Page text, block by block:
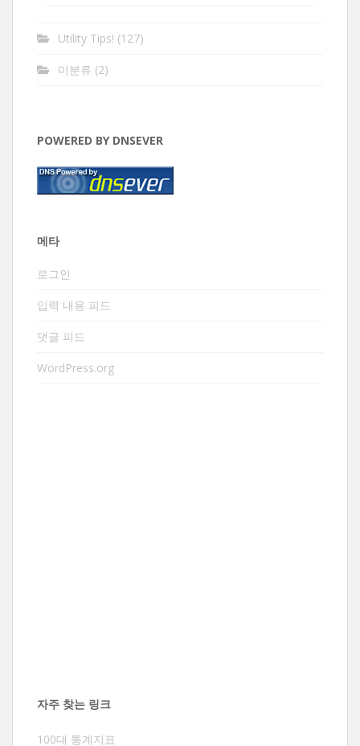
Utility Tips! (127)
미분류 (2)
POWERED BY DNSEVER
메타
로그인
입력 내용 피드
댓글 피드
WordPress.org
자주 찾는 링크
100대 통계지표